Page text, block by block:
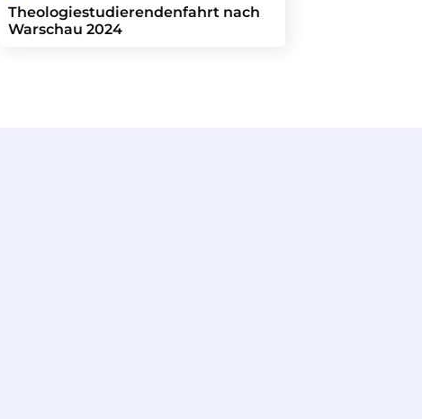
Theologiestudierendenfahrt nach
Warschau 2024